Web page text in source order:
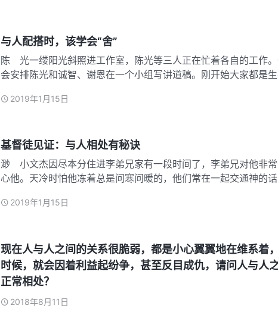
与人配搭时，该学会“舍”
陈 光一缕阳光斜照进工作室，陈光等三人正在忙着各自的工作
会安排陈光和诚智、谢恩在一个小组写讲道稿。刚开始大家都是
2019年1月15日
基督徒见证：与人相处有秘诀
渺 小文杰因尽本分住进李弟兄家有一段时间了，李弟兄对他非
心他。天冷时怕他冻着总是问寒问暖的，他们常在一起交通神的
2019年1月15日
现在人与人之间的关系很脆弱，都是小心翼翼地在维系着
时候，就会因着利益起纷争，甚至反目成仇，请问人与人
正常相处？
2018年8月11日